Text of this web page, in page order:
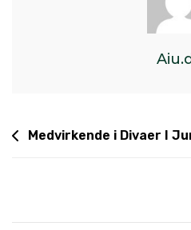
Medvirkende i Divaer I